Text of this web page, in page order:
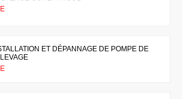
ET DÉPANNAGE DE POMPE DE